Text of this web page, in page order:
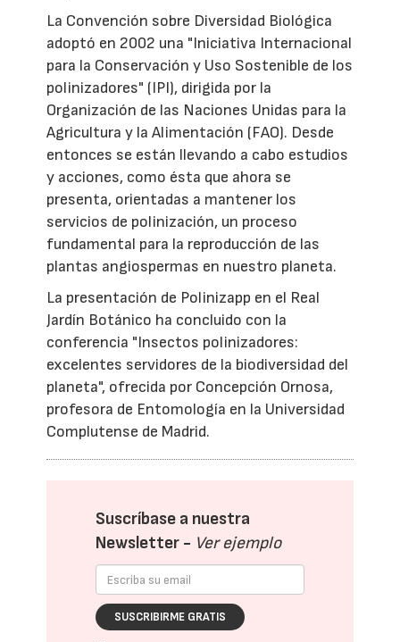
La Convención sobre Diversidad Biológica
adoptó en 2002 una "Iniciativa Internacional
para la Conservación y Uso Sostenible de los
polinizadores" (IPI), dirigida por la
Organización de las Naciones Unidas para la
Agricultura y la Alimentación (FAO). Desde
entonces se están llevando a cabo estudios
y acciones, como ésta que ahora se
presenta, orientadas a mantener los
servicios de polinización, un proceso
fundamental para la reproducción de las
plantas angiospermas en nuestro planeta.
La presentación de Polinizapp en el Real
Jardín Botánico ha concluido con la
conferencia "Insectos polinizadores:
excelentes servidores de la biodiversidad del
planeta", ofrecida por Concepción Ornosa,
profesora de Entomología en la Universidad
Complutense de Madrid.
Suscríbase a nuestra
Newsletter - Ver ejemplo
SUSCRIBIRME GRATIS